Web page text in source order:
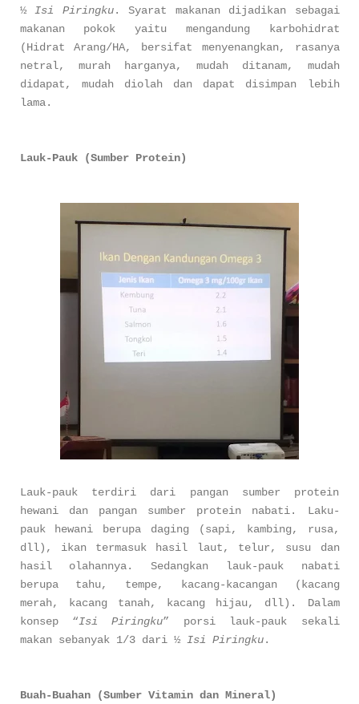
½ Isi Piringku. Syarat makanan dijadikan sebagai
makanan pokok yaitu mengandung karbohidrat
(Hidrat Arang/HA, bersifat menyenangkan, rasanya
netral, murah harganya, mudah ditanam, mudah
didapat, mudah diolah dan dapat disimpan lebih
lama.
Lauk-Pauk (Sumber Protein)
Lauk-pauk terdiri dari pangan sumber protein
hewani dan pangan sumber protein nabati. Laku-
pauk hewani berupa daging (sapi, kambing, rusa,
dll), ikan termasuk hasil laut, telur, susu dan
hasil olahannya. Sedangkan lauk-pauk nabati
berupa tahu, tempe, kacang-kacangan (kacang
merah, kacang tanah, kacang hijau, dll). Dalam
konsep “Isi Piringku” porsi lauk-pauk sekali
makan sebanyak 1/3 dari ½ Isi Piringku.
Buah-Buahan (Sumber Vitamin dan Mineral)